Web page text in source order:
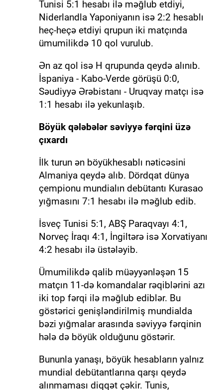
Tunisi 5:1 hesabı ilə məğlub etdiyi,
Niderlandla Yaponiyanın isə 2:2 hesablı
heç-heçə etdiyi qrupun iki matçında
ümumilikdə 10 qol vurulub.
Ən az qol isə H qrupunda qeydə alınıb.
İspaniya - Kabo-Verde görüşü 0:0,
Səudiyyə Ərəbistanı - Uruqvay matçı isə
1:1 hesabı ilə yekunlaşıb.
Böyük qələbələr səviyyə fərqini üzə
çıxardı
İlk turun ən böyükhesablı nəticəsini
Almaniya qeydə alıb. Dördqat dünya
çempionu mundialın debütantı Kurasao
yığmasını 7:1 hesabı ilə məğlub edib.
İsveç Tunisi 5:1, ABŞ Paraqvayı 4:1,
Norveç İraqı 4:1, İngiltərə isə Xorvatiyanı
4:2 hesabı ilə üstələyib.
Ümumilikdə qalib müəyyənləşən 15
matçın 11-də komandalar rəqiblərini azı
iki top fərqi ilə məğlub ediblər. Bu
göstərici genişləndirilmiş mundialda
bəzi yığmalar arasında səviyyə fərqinin
hələ də böyük olduğunu göstərir.
Bununla yanaşı, böyük hesabların yalnız
mundial debütantlarına qarşı qeydə
alınmaması diqqət çəkir. Tunis,